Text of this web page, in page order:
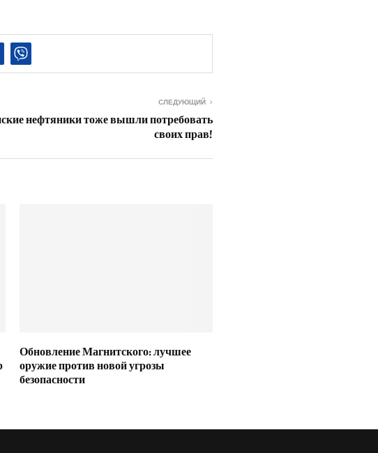
СЛЕДУЮЩИЙ
нефтяники тоже вышли потребовать
своих прав!
Обновление Магнитского: лучшее
оружие против новой угрозы
безопасности